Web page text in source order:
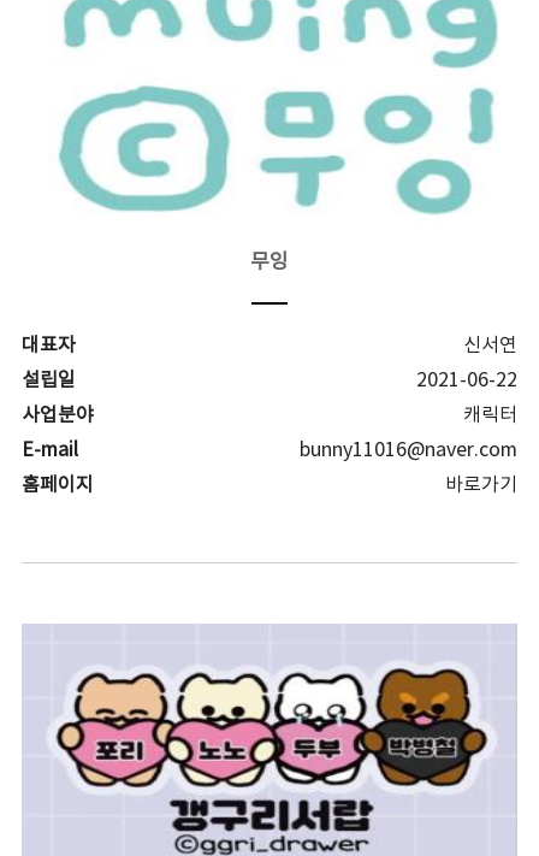
무잉
대표자
신서연
설립일
2021-06-22
사업분야
캐릭터
E-mail
bunny11016@naver.com
홈페이지
바로가기